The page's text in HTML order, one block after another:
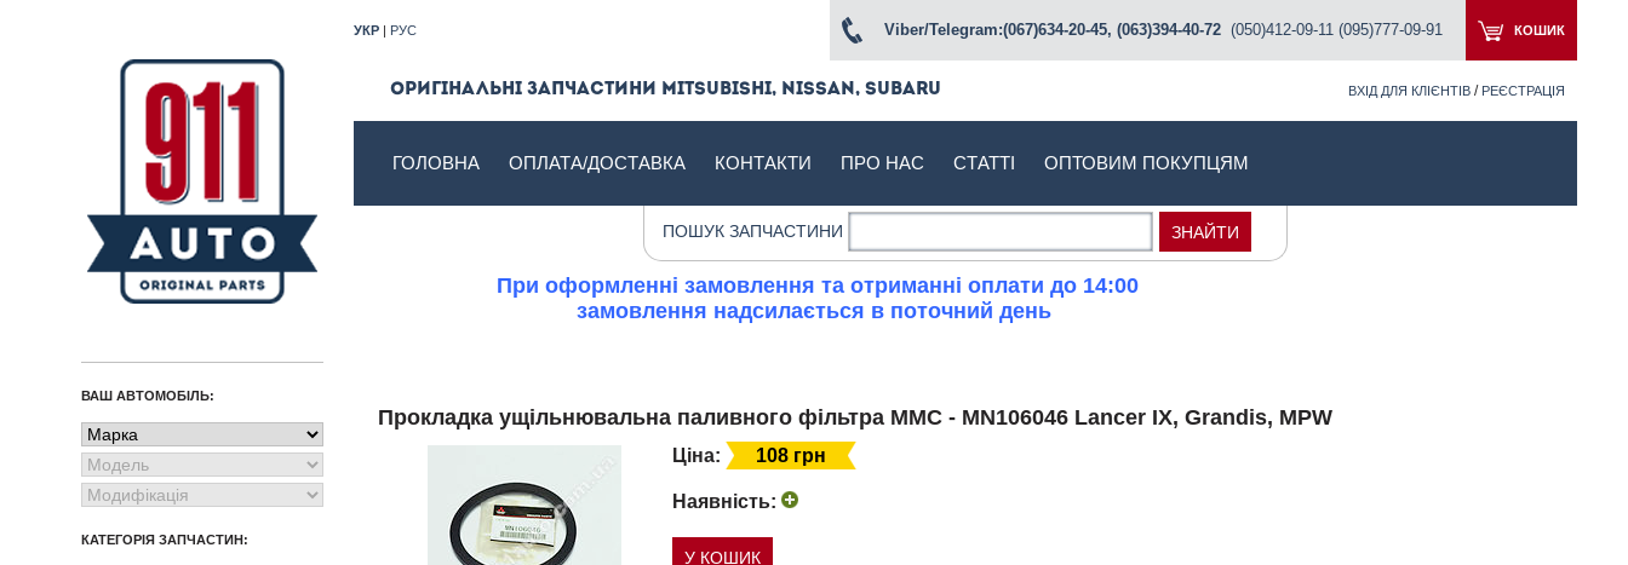
КОШИК
УКР | РУС Viber/Telegram:(067)634-20-45, (063)394-40-72 (050)412-09-11 (095)777-09-91
Оригінальні запчастини Mitsubishi, Nissan, Subaru ВХІД ДЛЯ КЛІЄНТІВ / РЕЄСТРАЦІЯ
ГОЛОВНА ОПЛАТА/ДОСТАВКА КОНТАКТИ ПРО НАС СТАТТІ ОПТОВИМ ПОКУПЦЯМ
ПОШУК ЗАПЧАСТИНИ
При оформленні замовлення та отриманні оплати до 14:00
замовлення надсилається в поточний день
Прокладка ущільнювальна паливного фільтра MMC - MN106046 Lancer IX, Grandis, MPW
Ціна: 108 грн
Наявність:
ВАШ АВТОМОБІЛЬ:
КАТЕГОРІЯ ЗАПЧАСТИН: